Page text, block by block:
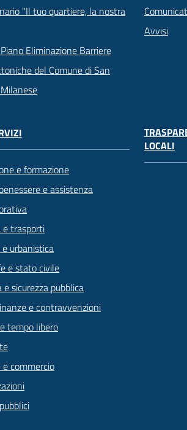
"Il tuo quartiere, la nostra
Eliminazione Barriere
del Comune di San
Avvisi
e formazione
e assistenza
e trasporti
urbanistica
e stato civile
e sicurezza pubblica
e contravvenzioni
tempo libero
e commercio
LOCALI